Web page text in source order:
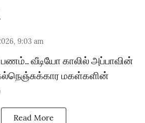
9:03 am
பணம்.. வீடியோ காலில் அப்பாவின்
மகள்களின்
Read More